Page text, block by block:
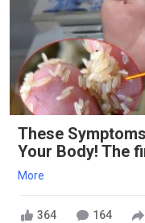
These
Your Body! The
More
364 164